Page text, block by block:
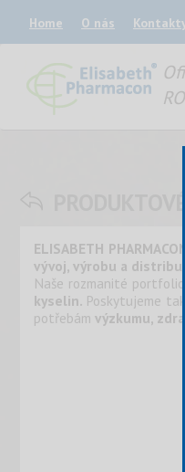
Home O nás
ELISABETH PHARMACON,
vývoj, výrobu a
Naše rozmanité
kyselin. Poskytujeme
potřebámvýzkumu,